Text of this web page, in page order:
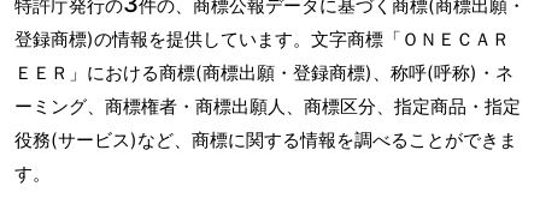
特許庁発行の
件の、商標公報データに基づく商標(商標出願・
登録商標)の情報を提供しています。文字商標「ＯＮＥＣＡＲ
ＥＥＲ」における商標(商標出願・登録商標)、称呼(呼称)・ネ
ーミング、商標権者・商標出願人、商標区分、指定商品・指定
役務(サービス)など、商標に関する情報を調べることができま
す。